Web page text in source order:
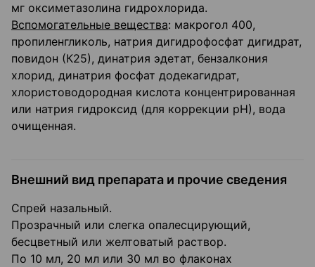
мг оксиметазолина гидрохлорида.
Вспомогательные вещества: макрогол 400,
пропиленгликоль, натрия дигидрофосфат дигидрат,
повидон (К25), динатрия эдетат, бензалкония
хлорид, динатрия фосфат додекагидрат,
хлористоводородная кислота концентрированная
или натрия гидроксид (для коррекции рН), вода
очищенная.
Внешний вид препарата и прочие сведения
Спрей назальный.
Прозрачный или слегка опалесцирующий,
бесцветный или желтоватый раствор.
По 10 мл, 20 мл или 30 мл во флаконах